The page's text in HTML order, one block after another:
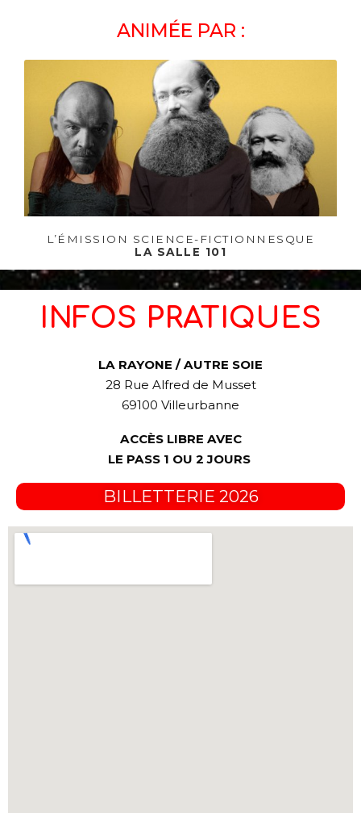
ANIMÉE PAR :
L’ÉMISSION SCIENCE-FICTIONNESQUE
LA SALLE 101
INFOS PRATIQUES
LA RAYONE / AUTRE SOIE
28 Rue Alfred de Musset
69100 Villeurbanne
ACCÈS LIBRE AVEC
LE PASS 1 OU 2 JOURS
BILLETTERIE 2026